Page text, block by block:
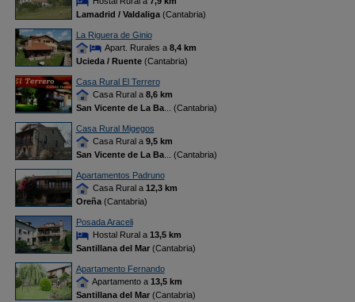
Lamadrid / Valdaliga(Cantabria)
La Riguera de Ginio
Apart. Rurales a 8,4 km
Ucieda / Ruente(Cantabria)
Casa Rural El Terrero
Casa Rural a 8,6 km
San Vicente de La Ba... (Cantabria)
Casa Rural Migegos
Casa Rural a 9,5 km
San Vicente de La Ba... (Cantabria)
Apartamentos Padruno
Casa Rural a 12,3 km
Oreña(Cantabria)
Posada Araceli
Hostal Rural a 13,5 km
Santillana del Mar(Cantabria)
Apartamento Fernando
Apartamento a 13,5 km
Santillana del Mar(Cantabria)